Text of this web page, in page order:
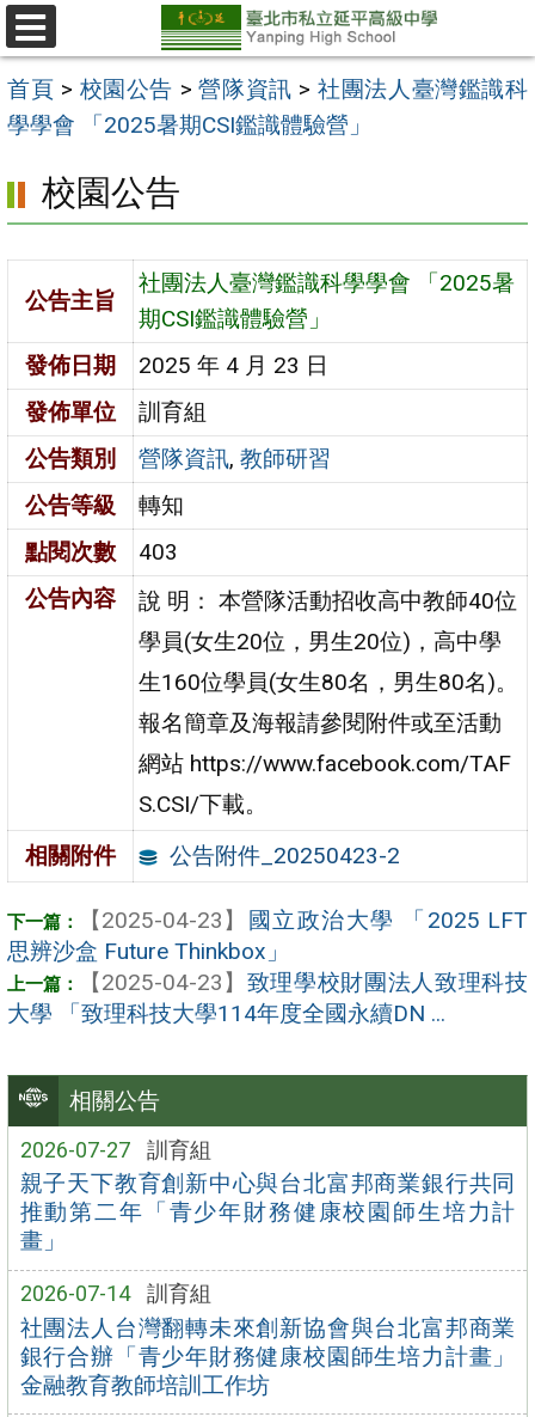
跳
至
主
要
區
選
單
首頁 > 校園公告 >營隊資訊 > 社團法人臺灣鑑識科
學學會 「2025暑期CSI鑑識體驗營」
相關公告
2026-07-27 訓育組
親子天下教育創新中心與台北富邦商業銀行共同
推動第二年「青少年財務健康校園師生培力計
畫」
2026-07-14 訓育組
社團法人台灣翻轉未來創新協會與台北富邦商業
銀行合辦「青少年財務健康校園師生培力計畫」
金融教育教師培訓工作坊
校園公告
公告主旨
社團法人臺灣鑑識科學學會 「2025暑
期CSI鑑識體驗營」
發佈日期
2025 年 4 月 23 日
發佈單位
訓育組
公告類別
營隊資訊,教師研習
公告等級
轉知
點閱次數
403
公告內容
說 明： 本營隊活動招收高中教師40位
學員(女生20位，男生20位)，高中學
生160位學員(女生80名，男生80名)。
報名簡章及海報請參閱附件或至活動
網站 https://www.facebook.com/TAF
S.CSI/下載。
相關附件
公告附件_20250423-2
【2025-04-23】
國立政治大學 「2025 LFT
思辨沙盒 Future Thinkbox」
【2025-04-23】 致理學校財團法人致理科技
大學 「致理科技大學114年度全國永續DN ...